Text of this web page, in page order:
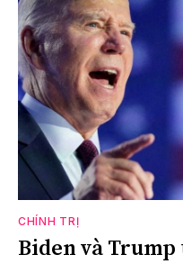
CHÍNH TRỊ
Biden và Trump